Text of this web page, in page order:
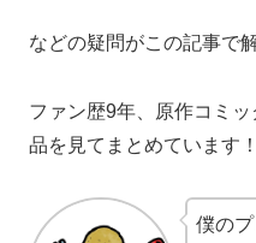
などの疑問がこの記事で
ファン歴9年、原作コミ
品を見てまとめています！
僕の